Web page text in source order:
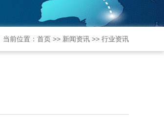
当前位置： 首页 >> 新闻资讯 >> 行业资讯